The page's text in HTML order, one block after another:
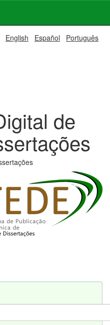
English Español Português
de